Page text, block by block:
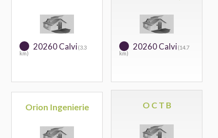
20260 Calvi (3.3
km)
20260 Calvi (14.7
km)
Orion Ingenierie O C T B